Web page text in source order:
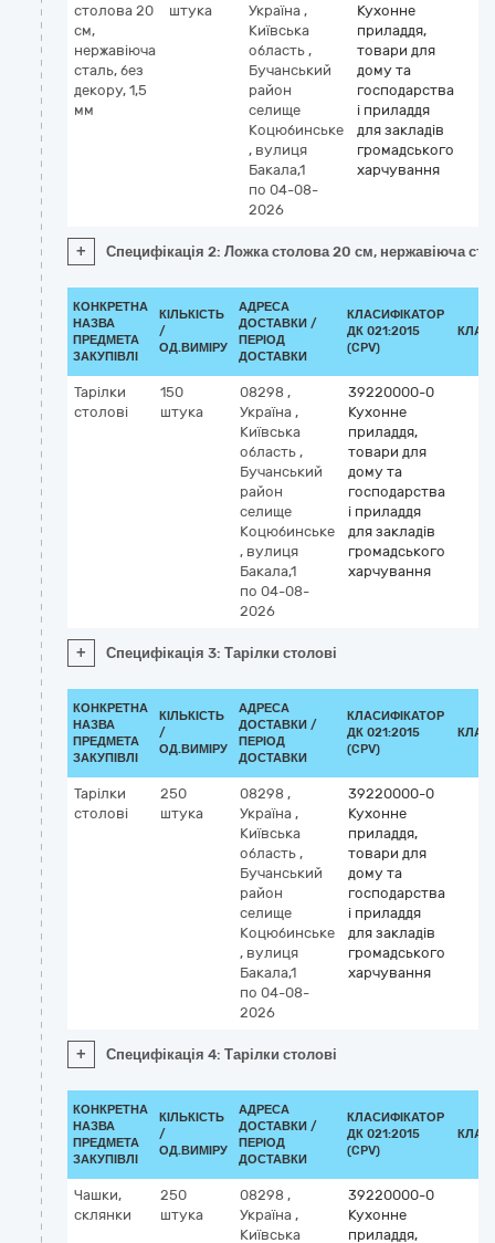
столова 20
см,
нержавіюча
сталь, без
декору, 1,5
мм
штука
Україна ,
Київська
область ,
Бучанський
район
селище
Коцюбинське
, вулиця
Бакала,1
по 04-08-
2026
Кухонне
приладдя,
товари для
дому та
господарства
і приладдя
для закладів
громадського
харчування
+ Специфікація 2: Ложка столова 20 см, нержавіюча
КОНКРЕТНА
НАЗВА
ПРЕДМЕТА
ЗАКУПІВЛІ
КІЛЬКІСТЬ
/
ОД.ВИМІРУ
АДРЕСА
ДОСТАВКИ /
ПЕРІОД
ДОСТАВКИ
КЛАСИФІКАТОР
ДК 021:2015
(CPV)
Тарілки
столові
150
штука
08298 ,
Україна ,
Київська
область ,
Бучанський
район
селище
Коцюбинське
, вулиця
Бакала,1
по 04-08-
2026
39220000-0
Кухонне
приладдя,
товари для
дому та
господарства
і приладдя
для закладів
громадського
харчування
+ Специфікація 3: Тарілки столові
КОНКРЕТНА
НАЗВА
ПРЕДМЕТА
ЗАКУПІВЛІ
КІЛЬКІСТЬ
/
ОД.ВИМІРУ
АДРЕСА
ДОСТАВКИ /
ПЕРІОД
ДОСТАВКИ
КЛАСИФІКАТОР
ДК 021:2015
(CPV)
Тарілки
столові
250
штука
08298 ,
Україна ,
Київська
область ,
Бучанський
район
селище
Коцюбинське
, вулиця
Бакала,1
по 04-08-
2026
39220000-0
Кухонне
приладдя,
товари для
дому та
господарства
і приладдя
для закладів
громадського
харчування
+ Специфікація 4: Тарілки столові
КОНКРЕТНА
НАЗВА
ПРЕДМЕТА
ЗАКУПІВЛІ
КІЛЬКІСТЬ
/
ОД.ВИМІРУ
АДРЕСА
ДОСТАВКИ /
ПЕРІОД
ДОСТАВКИ
КЛАСИФІКАТОР
ДК 021:2015
(CPV)
Чашки,
склянки
250
штука
08298 ,
Україна ,
Київська
39220000-0
Кухонне
приладдя,